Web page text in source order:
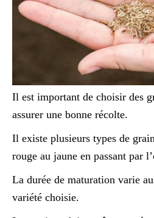
Il est important de choisir des
assurer une bonne récolte.
Il existe plusieurs types de
rouge au jaune en passant par
La durée de maturation varie
variété choisie.